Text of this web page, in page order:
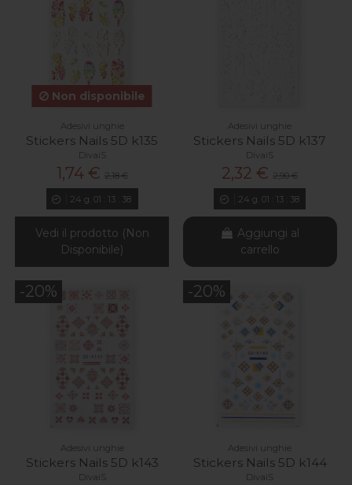
Non disponibile
Adesivi unghie
Stickers Nails 5D k135
DivaiS
1,74 € 2,18 €
24 g. 01 13: 37
Vedi il prodotto (Non
Disponibile)
Adesivi unghie
Stickers Nails 5D k137
DivaiS
2,32 € 2,90 €
24 g. 01 13: 37
Aggiungi al
carrello
-20%
Adesivi unghie
Stickers Nails 5D k143
DivaiS
-20%
Adesivi unghie
Stickers Nails 5D k144
DivaiS